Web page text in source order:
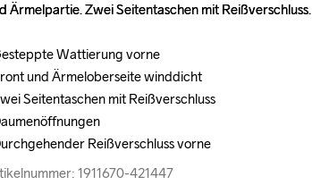
Ärmelpartie. Zwei Seitentaschen mit Reißverschluss.
Wattierung vorne
und Ärmeloberseite winddicht
Seitentaschen mit Reißverschluss
Reißverschluss vorne
1911670-421447
Ärmelpartie. Zwei Seitentaschen mit Reißverschluss.
Wattierung vorne
und Ärmeloberseite winddicht
Seitentaschen mit Reißverschluss
Reißverschluss vorne
1911670-421447